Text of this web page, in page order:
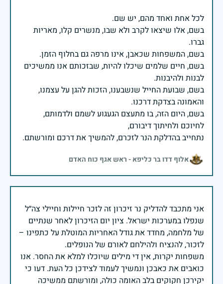
בשם, אלו שיצאו לקרב ולא שבו, מנשרים קלו, מאריות
בשם, חיים שלמים שיכלו להיות, שבזכותם אנו ממשיכים
בשם, שבועת החייל שנשבענו, הזכות להגן על עצמנו,
בשם, היום הזה, בו מתעצם הגעגוע לשמם ולדמותם,
נתחייב בהדלקת הנר לזכרם, להמשיך את דרכם ומורשתם.
אלוף דדו בר כליפא - ראש אגף כוח האדם
אני מתכבד להדליק נר זיכרון זה לזכר חיילות וחיילי צה״ל
שנפלו במערכות ישראל. ציון יום הזיכרון לאחר שנתיים
של מלחמה, מחדד את גודל האחריות המוטלת על כתפינו –
משפחות יקרות, אין די מילים שיוכלו למלא את החסר. אנו
כואבים את כאבכן ונמשיך לעמוד לצידכן כל העת. דעו כי
יקירכן חקוקים בלב האומה כולה, ומורשתם ממשיכה